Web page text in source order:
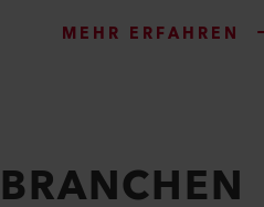
MEHR ERFAHREN
BRANCHEN